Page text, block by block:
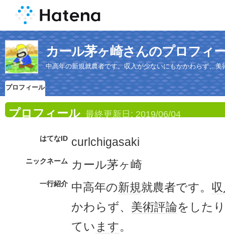
カール茅ヶ崎さんのプロフィ
中高年の新規就農者です。収入が少ないにもかかわらず、
プロフィール
プロフィール 最終更新日: 2019/06/04
はてなID curlchigasaki
ニックネーム カール茅ヶ崎
一行紹介 中高年の新規就農者です。
かわらず、 美術評論をした
てい ます。